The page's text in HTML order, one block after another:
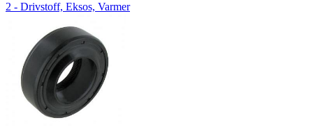
2 - Drivstoff, Eksos, Varmer